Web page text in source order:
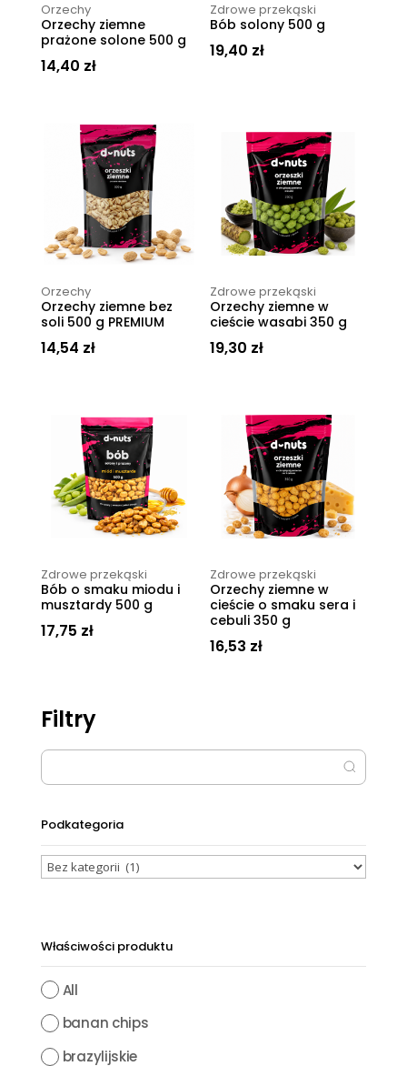
Filtry
Podkategoria
Właściwości produktu
All
banan chips
brazylijskie
Orzechy
Orzechy ziemne
prażone solone 500 g
14,40 zł
Zdrowe przekąski
Bób solony 500 g
19,40 zł
Orzechy
Orzechy ziemne bez
soli 500 g PREMIUM
14,54 zł
Zdrowe przekąski
Orzechy ziemne w
cieście wasabi 350 g
19,30 zł
Zdrowe przekąski
Bób o smaku miodu i
musztardy 500 g
17,75 zł
Zdrowe przekąski
Orzechy ziemne w
cieście o smaku sera i
cebuli 350 g
16,53 zł